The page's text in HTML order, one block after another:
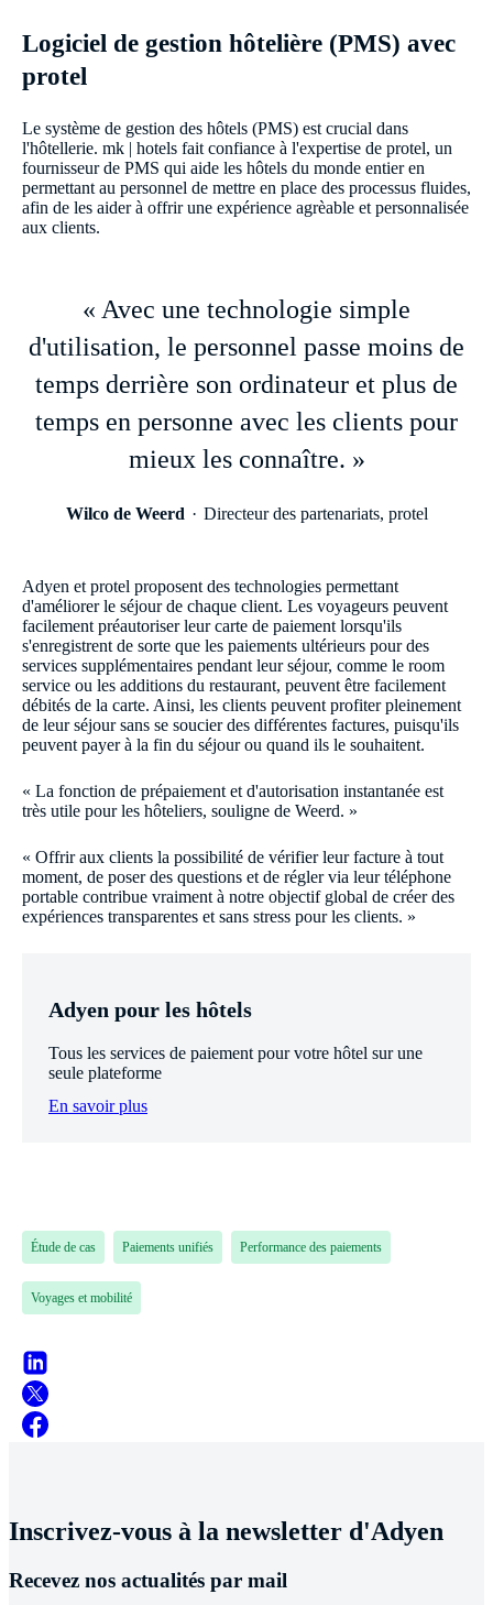
Logiciel de gestion hôtelière (PMS) avec
protel
Le système de gestion des hôtels (PMS) est crucial dans
l'hôtellerie. mk | hotels fait confiance à l'expertise de protel, un
fournisseur de PMS qui aide les hôtels du monde entier en
permettant au personnel de mettre en place des processus fluides,
afin de les aider à offrir une expérience agrèable et personnalisée
aux clients.
« Avec une technologie simple
d'utilisation, le personnel passe moins de
temps derrière son ordinateur et plus de
temps en personne avec les clients pour
mieux les connaître. »
Wilco de Weerd Directeur des partenariats, protel
Adyen et protel proposent des technologies permettant
d'améliorer le séjour de chaque client. Les voyageurs peuvent
facilement préautoriser leur carte de paiement lorsqu'ils
s'enregistrent de sorte que les paiements ultérieurs pour des
services supplémentaires pendant leur séjour, comme le room
service ou les additions du restaurant, peuvent être facilement
débités de la carte. Ainsi, les clients peuvent profiter pleinement
de leur séjour sans se soucier des différentes factures, puisqu'ils
peuvent payer à la fin du séjour ou quand ils le souhaitent.
« La fonction de prépaiement et d'autorisation instantanée est
très utile pour les hôteliers, souligne de Weerd. »
« Offrir aux clients la possibilité de vérifier leur facture à tout
moment, de poser des questions et de régler via leur téléphone
portable contribue vraiment à notre objectif global de créer des
expériences transparentes et sans stress pour les clients. »
Adyen pour les hôtels
Tous les services de paiement pour votre hôtel sur une
seule plateforme
En savoir plus
Étude de cas Paiements unifiés Performance des paiements
Voyages et mobilité
Inscrivez-vous à la newsletter d'Adyen
Recevez nos actualités par mail